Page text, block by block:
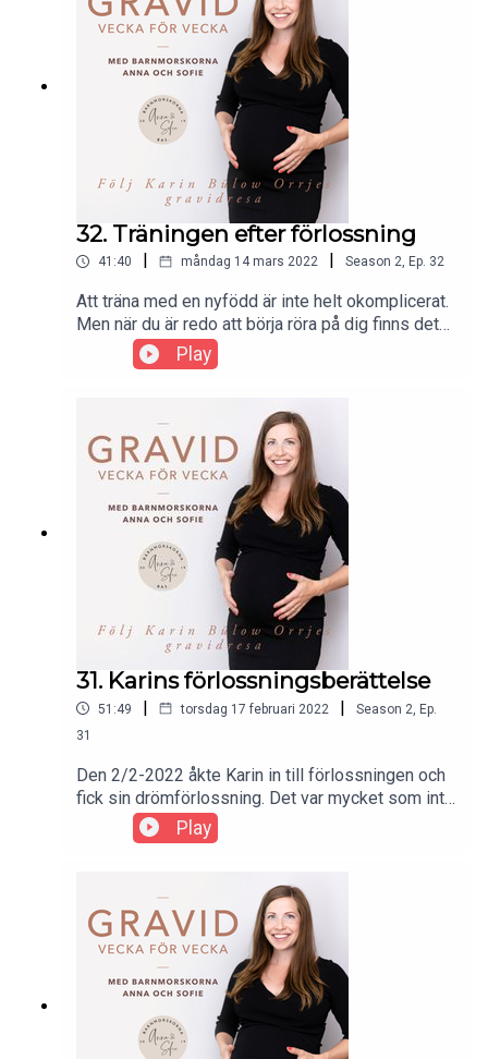
32. Träningen efter förlossning
41:40 måndag 14 mars 2022 Season 2, Ep. 32
Att träna med en nyfödd är inte helt okomplicerat.
Men när du är redo att börja röra på dig finns det
enkla övningar du kan göra tillsammans med
bebisen eller när du har den i barnvagn. Karin
att träna i fjärde trimestern
Play
31. Karins förlossningsberättelse
51:49 | torsdag 17 februari 2022 | Season 2 Ep.
31
Den 2/2-2022 åkte Karin in till förlossningen och
fick sin drömförlossning. Det var mycket som inte
blev som hon tänkt men i det stora hela blev
förlossningen över förväntan! Välkommen Ebba
Play